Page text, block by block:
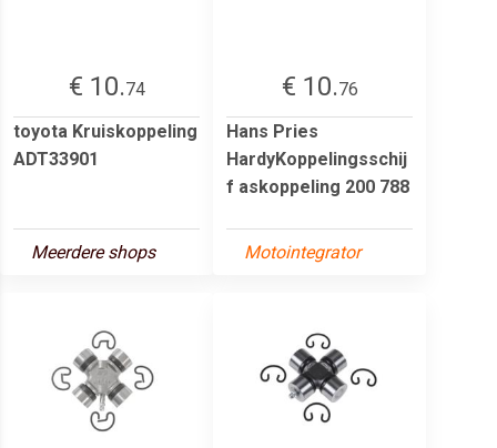
€ 10.74
toyota Kruiskoppeling
ADT33901
Meerdere shops
€ 10.76
Hans Pries
HardyKoppelingsschij
f askoppeling 200 788
Motointegrator